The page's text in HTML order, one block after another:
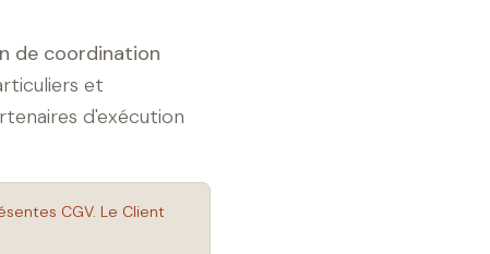
de coordination
et
d'exécution
CGV. Le Client